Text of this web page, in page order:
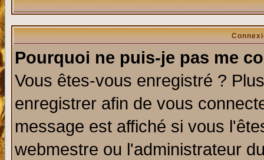
Pourquoi ne puis-je pas me
Vous êtes-vous enregistré ?
enregistrer afin de vous
message est affiché si vous
webmestre ou l'administrateur